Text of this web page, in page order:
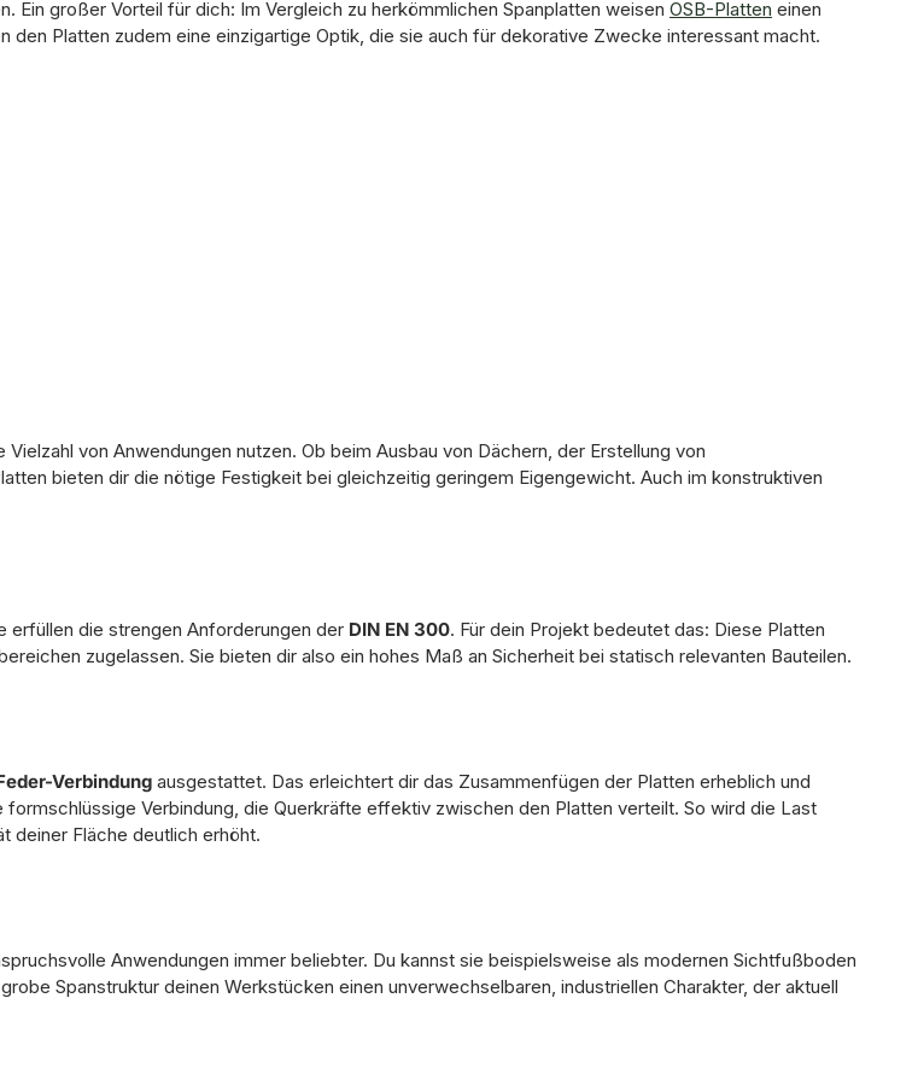
großer Vorteil für dich: Im Vergleich zu herkömmlichen Spanplatten weisen OSB-Platten einen
den Platten zudem eine einzigartige Optik, die sie auch für dekorative Zwecke interessant macht.
von Anwendungen nutzen. Ob beim Ausbau von Dächern, der Erstellung von
bieten dir die nötige Festigkeit bei gleichzeitig geringem Eigengewicht. Auch im konstruktiven
erfüllen die strengen Anforderungen der DIN EN 300. Für dein Projekt bedeutet das: Diese Platten
zugelassen. Sie bieten dir also ein hohes Maß an Sicherheit bei statisch relevanten Bauteilen.
Verbindung ausgestattet. Das erleichtert dir das Zusammenfügen der Platten erheblich und
Verbindung, die Querkräfte effektiv zwischen den Platten verteilt. So wird die Last
deiner Fläche deutlich erhöht.
Anwendungen immer beliebter. Du kannst sie beispielsweise als modernen Sichtfußboden
Spanstruktur deinen Werkstücken einen unverwechselbaren, industriellen Charakter, der aktuell